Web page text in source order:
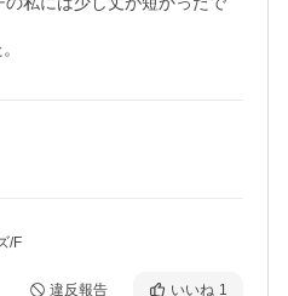
/F
違反報告 いいね 1